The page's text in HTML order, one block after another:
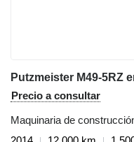
Precio a consultar
Maquinaria de